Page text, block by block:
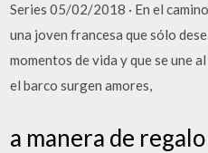
Series 05/02/2018 · En el
una joven francesa que sólo
momentos de vida y que se une
el barco surgen amores,
a manera de